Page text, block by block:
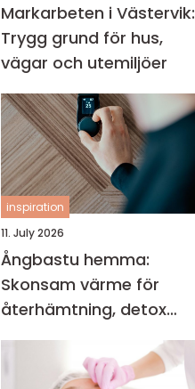
Markarbeten i Västervik:
Trygg grund för hus,
vägar och utemiljöer
inspiration
11. July 2026
Ångbastu hemma:
Skonsam värme för
återhämtning, detox
och mental balans